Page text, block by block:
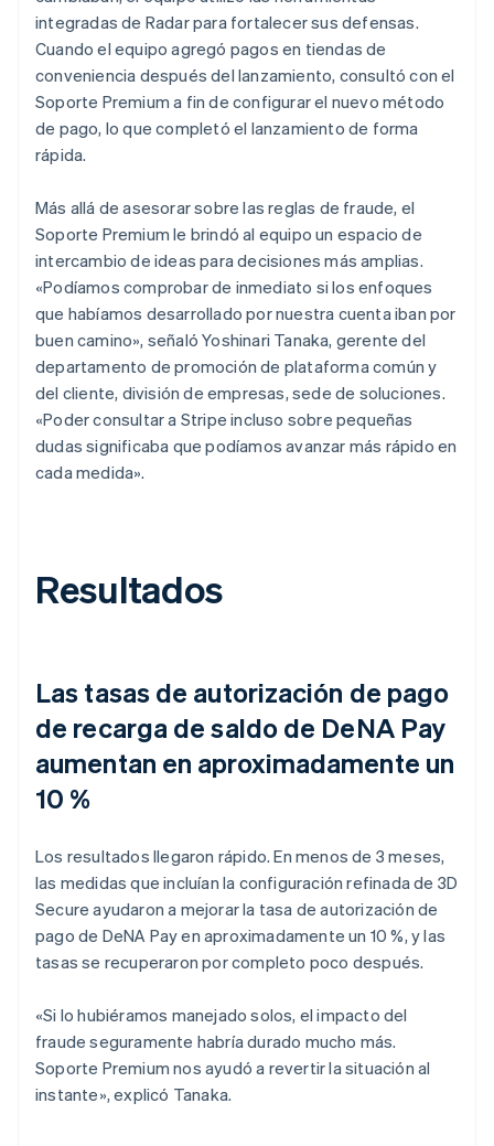
integradas de Radar para fortalecer sus defensas.
Cuando el equipo agregó pagos en tiendas de
conveniencia después del lanzamiento, consultó con el
Soporte Premium a fin de configurar el nuevo método
de pago, lo que completó el lanzamiento de forma
rápida.
Más allá de asesorar sobre las reglas de fraude, el
Soporte Premium le brindó al equipo un espacio de
intercambio de ideas para decisiones más amplias.
«Podíamos comprobar de inmediato si los enfoques
que habíamos desarrollado por nuestra cuenta iban por
buen camino», señaló Yoshinari Tanaka, gerente del
departamento de promoción de plataforma común y
del cliente, división de empresas, sede de soluciones.
«Poder consultar a Stripe incluso sobre pequeñas
dudas significaba que podíamos avanzar más rápido en
cada medida».
Resultados
Las tasas de autorización de pago
de recarga de saldo de DeNA Pay
aumentan en aproximadamente un
10 %
Los resultados llegaron rápido. En menos de 3 meses,
las medidas que incluían la configuración refinada de 3D
Secure ayudaron a mejorar la tasa de autorización de
pago de DeNA Pay en aproximadamente un 10 %, y las
tasas se recuperaron por completo poco después.
«Si lo hubiéramos manejado solos, el impacto del
fraude seguramente habría durado mucho más.
Soporte Premium nos ayudó a revertir la situación al
instante», explicó Tanaka.